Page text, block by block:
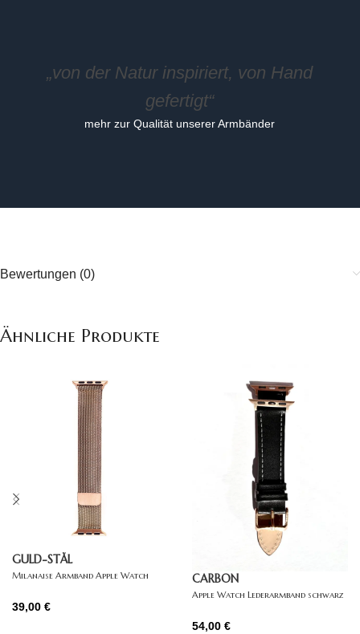
„von der Natur inspiriert, von Hand
gefertigt“
mehr zur Qualität unserer Armbänder
Bewertungen (0)
Ähnliche Produkte
GULD-STÅL
Milanaise Armband Apple Watch
39,00 €
CARBON
Apple Watch Lederarmband schwarz
54,00 €